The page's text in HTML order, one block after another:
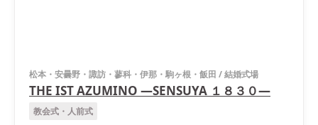
松本・安曇野・諏訪・蓼科・伊那・駒ヶ根・飯田 /結婚式場
THE IST AZUMINO ―SENSUYA １８３０―
教会式・人前式